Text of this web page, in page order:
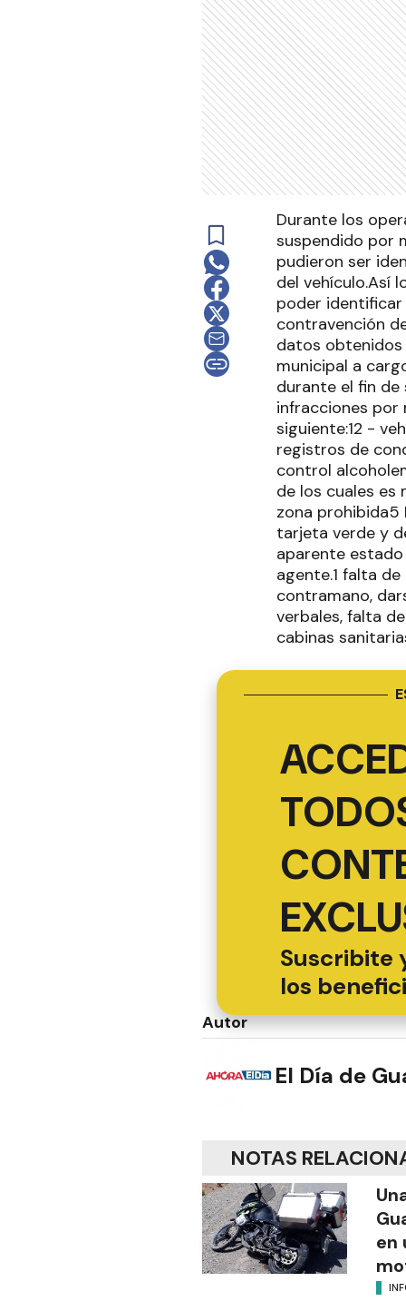
Durante los
suspendido por
pudieron ser
del vehículo.Así
poder identificar
contravención
datos obtenidos
municipal a
durante el fin de
infracciones por
siguiente:12 -
registros de
control
de los cuales es
zona
tarjeta verde y
aparente
agente.1 falta
contramano,
verbales, falta
cabinas
Suscribite
los
Autor
El Día de
NOTAS
en